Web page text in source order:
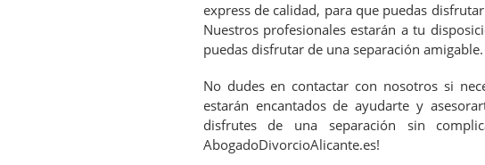
express de calidad, para que puedas
Nuestros profesionales estarán a tu
puedas disfrutar de una separación amigable.
No dudes en contactar con nosotros si
estarán encantados de ayudarte y
disfrutes de una separación sin
AbogadoDivorcioAlicante.es!